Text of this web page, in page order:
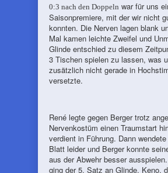
0:3 nach den Doppeln war für uns
Saisonpremiere, mit der wir nicht
konnten. Die Nerven lagen blank
Mal kamen leichte Zweifel und
Glinde entschied zu diesem
3 Tischen spielen zu lassen, was
zusätzlich nicht gerade in
versetzte.
René legte gegen Berger trotz
Nervenkostüm einen Traumstart
verdient in Führung. Dann
Blatt leider und Berger konnte
aus der Abwehr besser
ging der 5. Satz an Glinde. Keno,